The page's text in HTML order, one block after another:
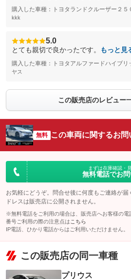
購入した車種：トヨタランドクルーザー２５
kkk
5.0
とても親切で良かったです。 もっと見
購入した車種：トヨタアルファードハイブリ
ヤス
この販売店のレビュー
無料 この車両に関するお問
まずは在庫確認・
無料電話でお
お気軽にどうぞ。問合せ後に何度もご連絡が
ドレスは販売店に公開されません。
※無料電話をご利用の場合は、販売店へお客様の
番号ご利用の際の注意点は こちら
IP電話、ひかり電話からはご利用いただけません。
この販売店の同一車種
プリウス